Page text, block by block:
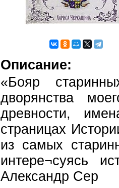
Описание:
«Бояр
дворянства
древности,
страницах
из самых
интере¬суясь
Александр Сер